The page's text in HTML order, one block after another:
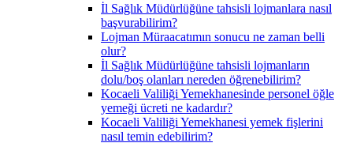
İl Sağlık Müdürlüğüne tahsisli lojmanlara nasıl
başvurabilirim?
Lojman Müraacatımın sonucu ne zaman belli
olur?
İl Sağlık Müdürlüğüne tahsisli lojmanların
dolu/boş olanları nereden öğrenebilirim?
Kocaeli Valiliği Yemekhanesinde personel öğle
yemeği ücreti ne kadardır?
Kocaeli Valiliği Yemekhanesi yemek fişlerini
nasıl temin edebilirim?